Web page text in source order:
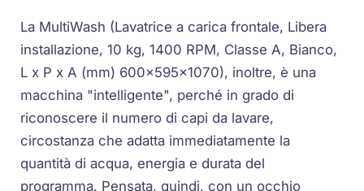
La MultiWash (Lavatrice a carica frontale, Libera
installazione, 10 kg, 1400 RPM, Classe A, Bianco,
L x P x A (mm) 600x595x1070), inoltre, è una
macchina "intelligente", perché in grado di
riconoscere il numero di capi da lavare,
circostanza che adatta immediatamente la
quantità di acqua, energia e durata del
programma. Pensata, quindi, con un occhio